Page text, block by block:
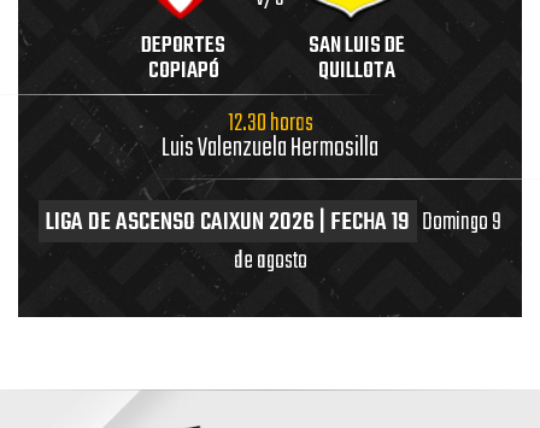
DEPORTES
COPIAPÓ
SAN LUIS DE
QUILLOTA
12.30 horas
Luis Valenzuela Hermosilla
LIGA DE ASCENSO CAIXUN 2026 | FECHA 19 Domingo 9
de agosto